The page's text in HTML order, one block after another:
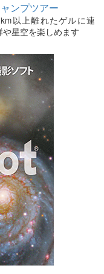
ンプツアー
以上離れたゲルに連
星空を楽しめます